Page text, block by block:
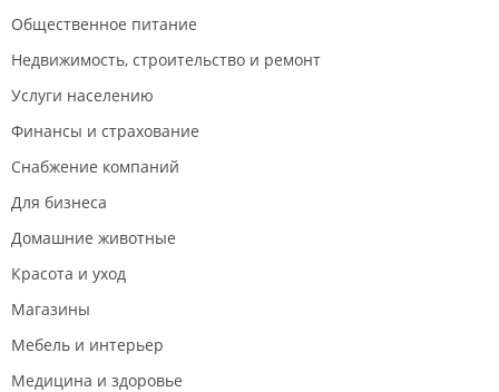
Общественное питание
Недвижимость, строительство и ремонт
Услуги населению
Финансы и страхование
Снабжение компаний
Для бизнеса
Домашние животные
Красота и уход
Магазины
Мебель и интерьер
Медицина и здоровье